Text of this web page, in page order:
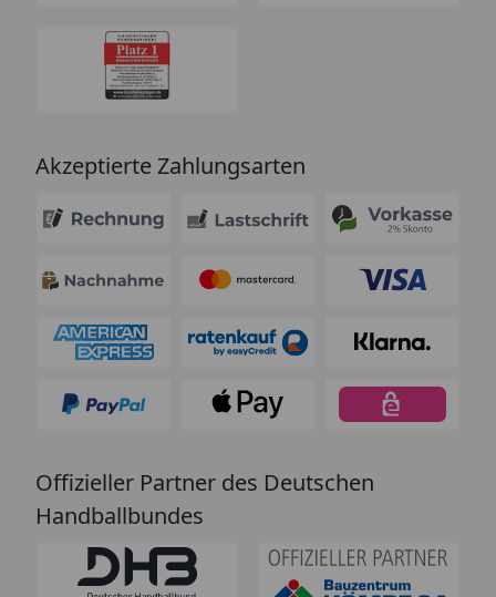
Akzeptierte Zahlungsarten
Offizieller Partner des Deutschen
Handballbundes